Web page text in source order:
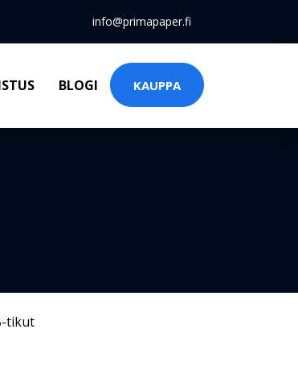
info@primapaper.fi
BLOGI KAUPPA
tikut